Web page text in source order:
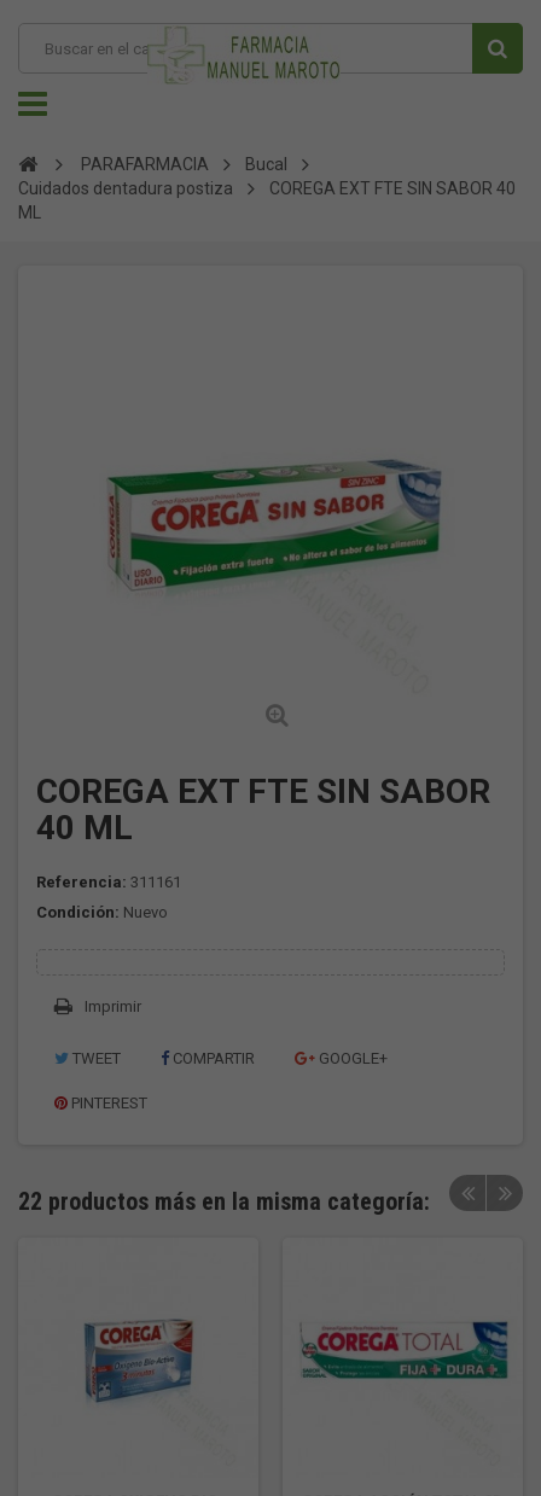
PARAFARMACIA
Bucal
Cuidados dentadura postiza
COREGA EXT FTE SIN SABOR 40
ML
COREGA EXT FTE SIN SABOR
40 ML
Referencia: 311161
Condición: Nuevo
Imprimir
TWEET COMPARTIR GOOGLE+
PINTEREST
22 productos más en la misma categoría: